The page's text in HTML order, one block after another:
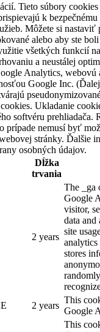
Tieto súbory
k bezpečnému
Môžete si nastaviť
alebo aby ste
všetkých funkcií
a neustálej
Analytics, webovú
Google Inc.
Ukladanie
softvéru prehliadača.
prípade nemusí byť
stránky. Ďalšie
osobných údajov.
Dĺžka
trvania
2 years
The _ga
Google
visitor,
data and
site
stores
2 years
This
Google
This